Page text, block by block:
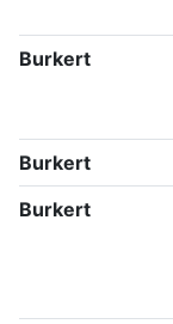
Burkert
Burkert
Burkert